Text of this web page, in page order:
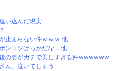
い込んだ現実
止まらない件ｗｗｗ 他
ンコツばっかだな… 他
後の姿がガチで美しすぎる件wwwwww
ん、泣いてしまう